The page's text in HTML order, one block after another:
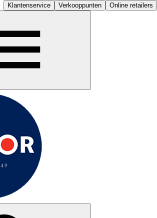
Klantenservice Verkooppunten Online retailers